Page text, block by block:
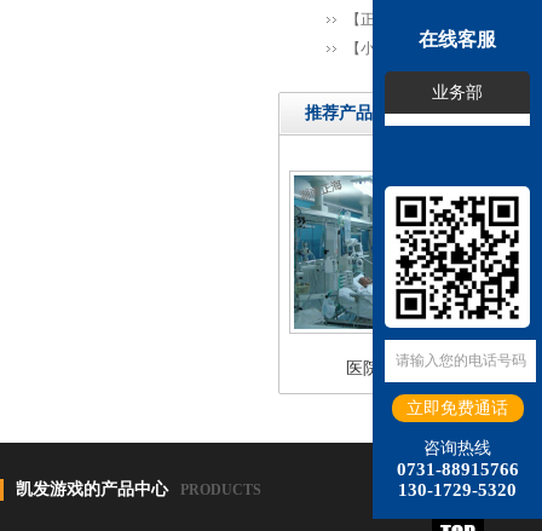
【正海现代】高效优质服务，
【小雪】万物冬藏 愿君多珍重
推荐产品
医院检测中心
凯发游戏的产品中心 PRODUCTS
在线客服
业务部
咨询热线
0731-88915766
130-1729-5320